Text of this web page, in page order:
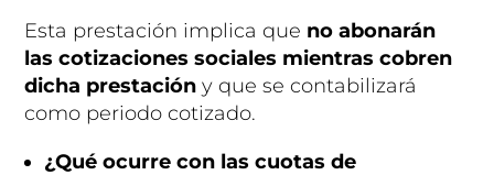
Esta prestación implica que no abonarán
las cotizaciones sociales mientras cobren
dicha prestación y que se contabilizará
como periodo cotizado.
¿Qué ocurre con las cuotas de